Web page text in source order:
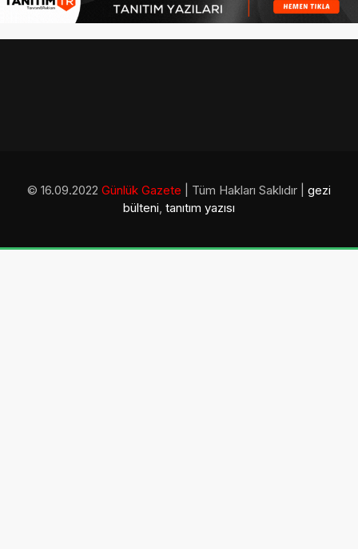
© 16.09.2022 Günlük Gazete | Tüm Hakları Saklıdır | gezi
bülteni, tanıtım yazısı